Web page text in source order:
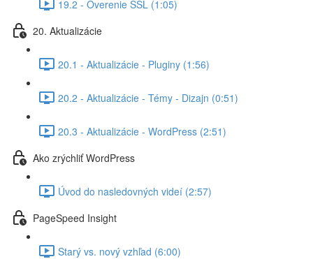
19.2 - Overenie SSL (1:05)
20. Aktualizácie
20.1 - Aktualizácie - Pluginy (1:56)
20.2 - Aktualizácie - Témy - Dizajn (0:51)
20.3 - Aktualizácie - WordPress (2:51)
Ako zrýchliť WordPress
Úvod do nasledovných videí (2:57)
PageSpeed Insight
Starý vs. nový vzhľad (6:00)